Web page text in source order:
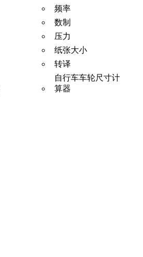
频率
数制
压力
纸张大小
转译
自行车车轮尺寸计
算器